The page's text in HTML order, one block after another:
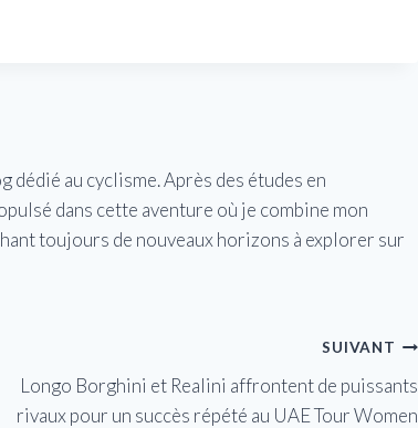
dédié au cyclisme. Après des études en
dans cette aventure où je combine mon
toujours de nouveaux horizons à explorer sur
SUIVANT
Longo Borghini et Realini affrontent de puissants
rivaux pour un succès répété au UAE Tour Women